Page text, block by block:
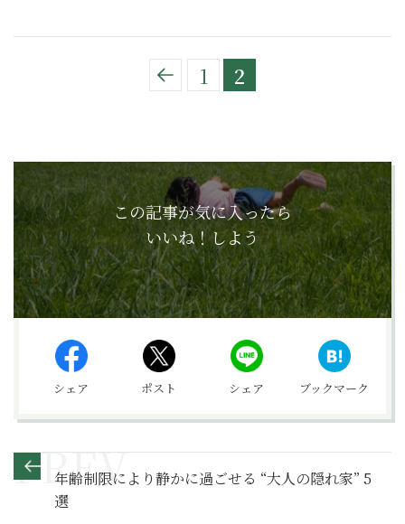
1 2
この記事が気に入ったら
いいね！しよう
シェア ポスト シェア ブックマーク
年齢制限により静かに過ごせる “大人の隠れ家” 5
選